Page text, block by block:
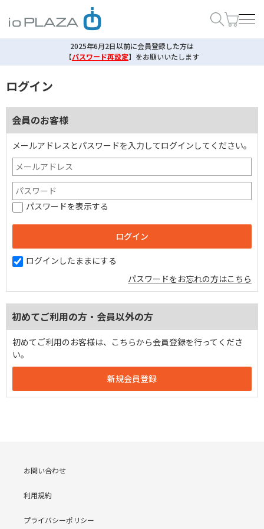
2025年6月2日以前に会員登録した方は
【パスワード再設定】 をお願いいたします
ログイン
会員のお客様
メールアドレスとパスワードを入力してログインしてください。
パスワードを表示する
ログインしたままにする
パスワードをお忘れの方はこちら
初めてご利用の方・会員以外の方
初めてご利用のお客様は、こちらから会員登録を行ってくださ
い。
お問い合わせ
利用規約
プライバシーポリシー